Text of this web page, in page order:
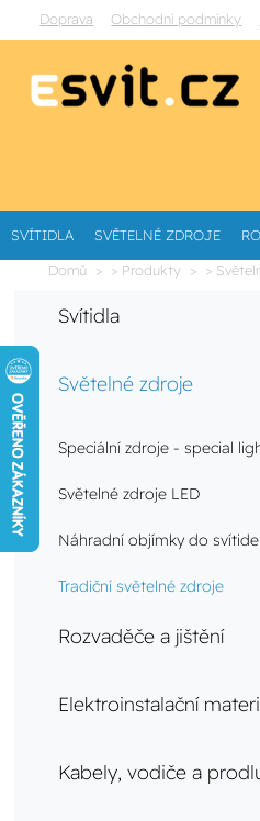
Doprava Obchodní podmínky
SVÍTIDLA SVĚTELNÉ ZDROJE
Domů > Produkty >
Svítidla
Světelné zdroje
Speciální zdroje - special
Světelné zdroje LED
Náhradní objímky do svítidel
Tradiční světelné zdroje
Rozvaděče a jištění
Elektroinstalační
Kabely, vodiče a